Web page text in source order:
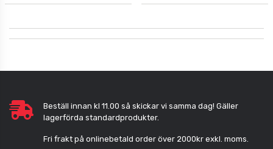
Beställ innan kl 11.00 så skickar vi samma dag! Gäller
lagerförda standardprodukter.
Fri frakt på onlinebetald order över 2000kr exkl. moms.